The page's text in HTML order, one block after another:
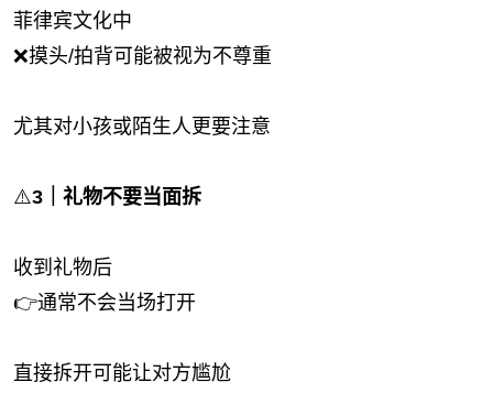
菲律宾文化中
❌摸头/拍背可能被视为不尊重
尤其对小孩或陌生人更要注意
⚠️3｜礼物不要当面拆
收到礼物后
👉通常不会当场打开
直接拆开可能让对方尴尬